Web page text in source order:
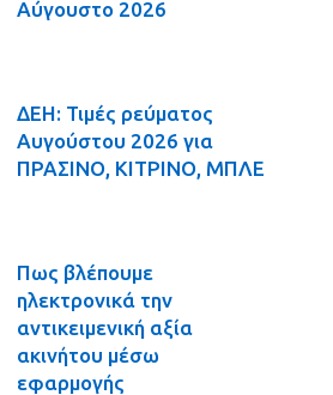
Αύγουστο 2026
ΔΕΗ: Τιμές ρεύματος
Αυγούστου 2026 για
ΠΡΑΣΙΝΟ, ΚΙΤΡΙΝΟ, ΜΠΛΕ
Πως βλέπουμε
ηλεκτρονικά την
αντικειμενική αξία
ακινήτου μέσω
εφαρμογής